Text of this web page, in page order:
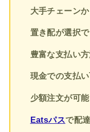
大手チェーン
置き配が選択
豊富な支払い
現金での支払
少額注文が可能
Eatsパスで配